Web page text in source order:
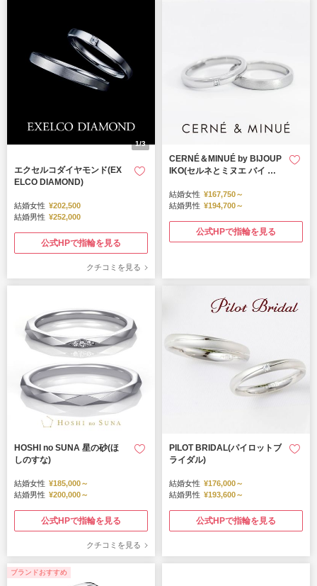
1/3
エクセルコダイヤモンド(EX
ELCO DIAMOND)
結婚女性 ¥202,500
結婚男性 ¥252,000
公式HPで指輪を見る
クチコミを見る
CERNÉ＆MINUÉ by BIJOUP
IKO(セルネとミヌエ バイ ビ
結婚女性 ¥167,750～
結婚男性 ¥194,700～
公式HPで指輪を見る
HOSHI no SUNA 星の砂(ほ
しのすな)
結婚女性 ¥185,000～
結婚男性 ¥200,000～
公式HPで指輪を見る
クチコミを見る
PILOT BRIDAL(パイロットブ
ライダル)
結婚女性 ¥176,000～
結婚男性 ¥193,600～
公式HPで指輪を見る
ブランドおすすめ